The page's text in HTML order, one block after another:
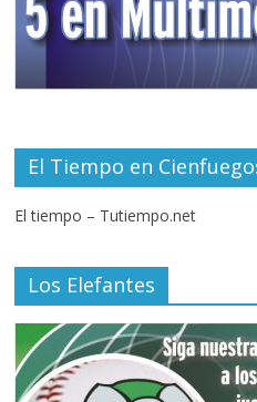
El Tiempo en
El tiempo – Tutiempo.net
Los Elefantes